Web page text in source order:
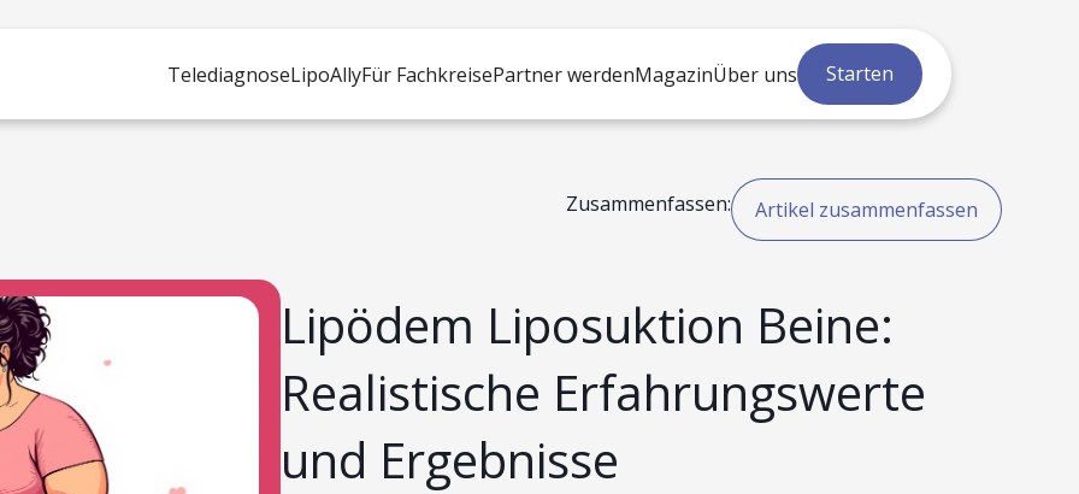
TelediagnoseLipoAllyFür FachkreisePartner werdenMagazinÜber uns Starten
Zusammenfassen:
Artikel zusammenfassen
Lipödem Liposuktion Beine:
Realistische Erfahrungswerte
und Ergebnisse